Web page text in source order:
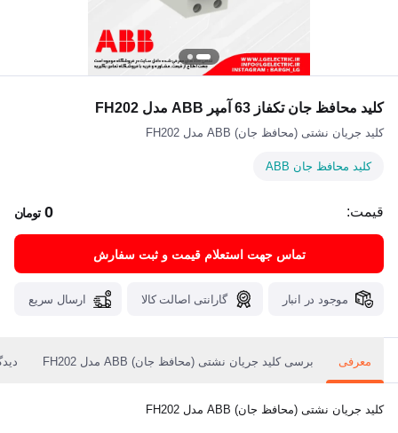
کلید محافظ جان تکفاز 63 آمپر ABB مدل FH202
کلید جریان نشتی (محافظ جان) ABB مدل FH202
کلید محافظ جان ABB
قیمت: 0 تومان
تماس جهت استعلام قیمت و ثبت سفارش
موجود در انبار گارانتی اصالت کالا ارسال سریع
معرفی برسی کلید جریان نشتی (محافظ جان) ABB مدل FH202
کلید جریان نشتی (محافظ جان) ABB مدل FH202